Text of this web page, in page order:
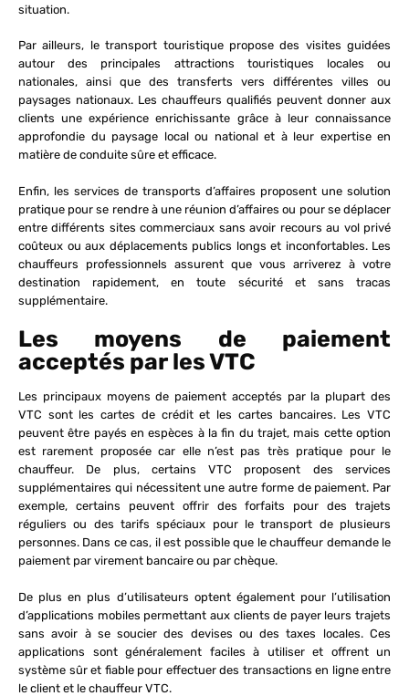
situation.
Par ailleurs, le transport touristique propose des visites guidées
autour des principales attractions touristiques locales ou
nationales, ainsi que des transferts vers différentes villes ou
paysages nationaux. Les chauffeurs qualifiés peuvent donner aux
clients une expérience enrichissante grâce à leur connaissance
approfondie du paysage local ou national et à leur expertise en
matière de conduite sûre et efficace.
Enfin, les services de transports d’affaires proposent une solution
pratique pour se rendre à une réunion d’affaires ou pour se déplacer
entre différents sites commerciaux sans avoir recours au vol privé
coûteux ou aux déplacements publics longs et inconfortables. Les
chauffeurs professionnels assurent que vous arriverez à votre
destination rapidement, en toute sécurité et sans tracas
supplémentaire.
Les moyens de paiement
acceptés par les VTC
Les principaux moyens de paiement acceptés par la plupart des
VTC sont les cartes de crédit et les cartes bancaires. Les VTC
peuvent être payés en espèces à la fin du trajet, mais cette option
est rarement proposée car elle n’est pas très pratique pour le
chauffeur. De plus, certains VTC proposent des services
supplémentaires qui nécessitent une autre forme de paiement. Par
exemple, certains peuvent offrir des forfaits pour des trajets
réguliers ou des tarifs spéciaux pour le transport de plusieurs
personnes. Dans ce cas, il est possible que le chauffeur demande le
paiement par virement bancaire ou par chèque.
De plus en plus d’utilisateurs optent également pour l’utilisation
d’applications mobiles permettant aux clients de payer leurs trajets
sans avoir à se soucier des devises ou des taxes locales. Ces
applications sont généralement faciles à utiliser et offrent un
système sûr et fiable pour effectuer des transactions en ligne entre
le client et le chauffeur VTC.